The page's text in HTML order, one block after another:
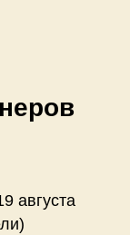
августа